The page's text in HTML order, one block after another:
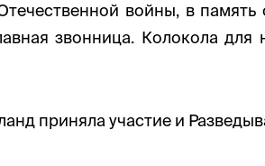
войны, в память
звонница. Колокола
приняла участие и